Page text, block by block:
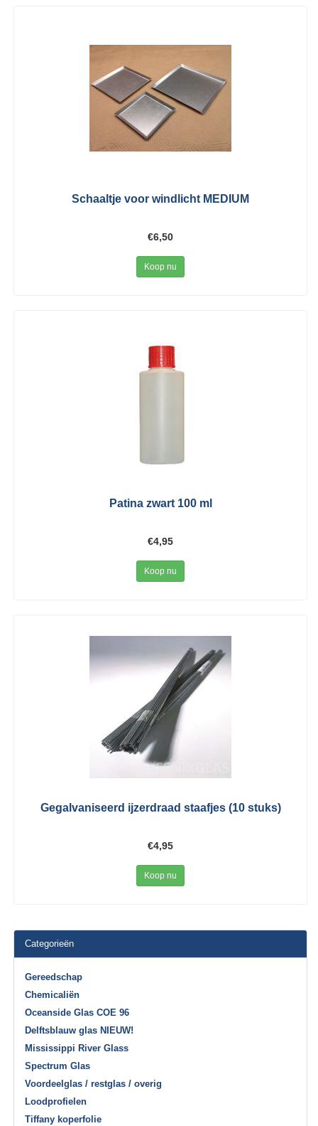
Schaaltje voor windlicht MEDIUM
€6,50
Koop nu
Patina zwart 100 ml
€4,95
Koop nu
Gegalvaniseerd ijzerdraad staafjes (10 stuks)
€4,95
Koop nu
Categorieën
Gereedschap
Chemicaliën
Oceanside Glas COE 96
Delftsblauw glas NIEUW!
Mississippi River Glass
Spectrum Glas
Voordeelglas / restglas / overig
Loodprofielen
Tiffany koperfolie